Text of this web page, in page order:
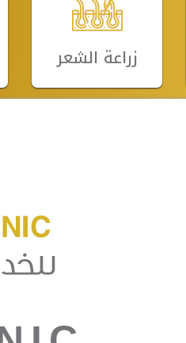
زراعة الشعر